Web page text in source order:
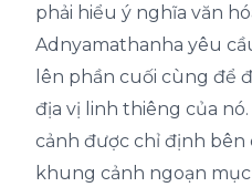
phải hiểu ý nghĩa văn
Adnyamathanha yêu
lên phần cuối cùng để
địa vị linh thiêng của
cảnh được chỉ định bên
khung cảnh ngoạn